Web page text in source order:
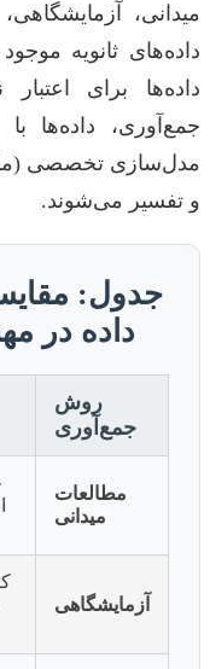
میدانی،
داده‌های ثانویه
داده‌ها برای
جمع‌آوری، داده‌ها
و تفسیر می‌شوند.
جدول:
داده در
روش
جمع‌آوری
مطالعات
میدانی
آزمایشگاهی